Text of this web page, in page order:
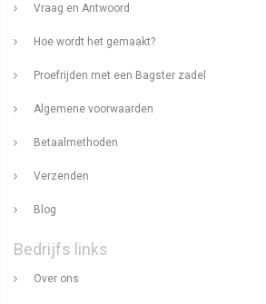
Vraag en Antwoord
Hoe wordt het gemaakt?
Proefrijden met een Bagster zadel
Algemene voorwaarden
Betaalmethoden
Verzenden
Blog
Bedrijfs links
Over ons